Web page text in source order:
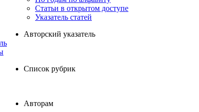
Статьи в открытом доступе
Указатель статей
Авторский указатель
Список рубрик
Авторам